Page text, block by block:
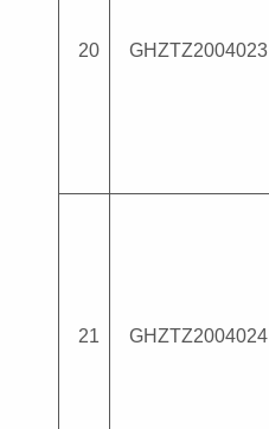
20 GHZTZ2004023
21 GHZTZ2004024